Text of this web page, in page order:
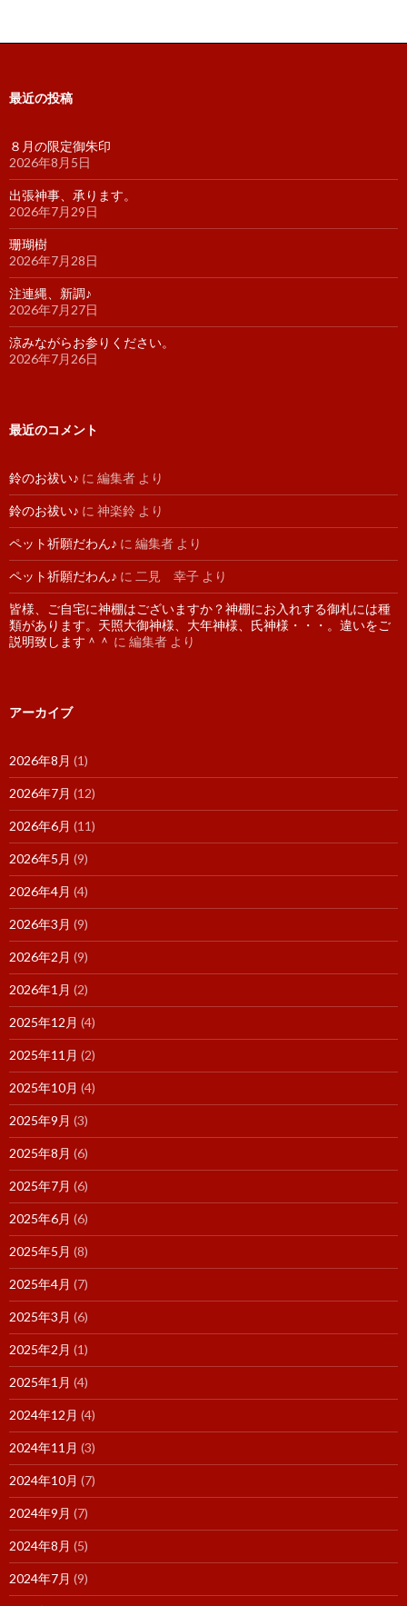
最近の投稿
８月の限定御朱印
2026年8月5日
出張神事、承ります。
2026年7月29日
珊瑚樹
2026年7月28日
注連縄、新調♪
2026年7月27日
涼みながらお参りください。
2026年7月26日
最近のコメント
鈴のお祓い♪ に 編集者 より
鈴のお祓い♪ に 神楽鈴 より
ペット祈願だわん♪ に 編集者 より
ペット祈願だわん♪ に 二見 幸子 より
皆様、ご自宅に神棚はございますか？神棚にお入れする御札には種
類があります。天照大御神様、大年神様、氏神様・・・。違いをご
説明致します＾＾ に 編集者 より
アーカイブ
2026年8月 (1)
2026年7月 (12)
2026年6月 (11)
2026年5月 (9)
2026年4月 (4)
2026年3月 (9)
2026年2月 (9)
2026年1月 (2)
2025年12月 (4)
2025年11月 (2)
2025年10月 (4)
2025年9月 (3)
2025年8月 (6)
2025年7月 (6)
2025年6月 (6)
2025年5月 (8)
2025年4月 (7)
2025年3月 (6)
2025年2月 (1)
2025年1月 (4)
2024年12月 (4)
2024年11月 (3)
2024年10月 (7)
2024年9月 (7)
2024年8月 (5)
2024年7月 (9)